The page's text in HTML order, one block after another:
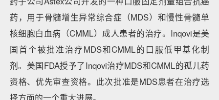
药，用于骨髓增生异常综合症（MDS）和慢性骨髓单
核细胞白血病（CMML）成人患者的治疗。Inqovi是美
国首个被批准治疗MDS和CMML的口服低甲基化制
剂。美国FDA授予了Inqovi治疗MDS和CMML的孤儿药
资格、优先审查资格。此次批准是MDS患者在治疗选
择方面的一个重大进展。